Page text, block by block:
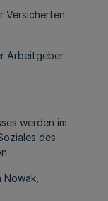
Versicherten
Arbeitgeber
werden im
des